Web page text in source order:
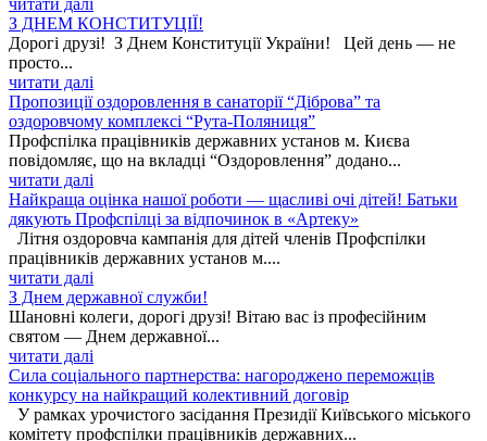
З ДНЕМ КОНСТИТУЦІЇ!
Дорогі друзі! З Днем Конституції України! Цей день — не
просто...
читати далі
Пропозиції оздоровлення в санаторії “Діброва” та
оздоровчому комплексі “Рута-Поляниця”
Профспілка працівників державних установ м. Києва
повідомляє, що на вкладці “Оздоровлення” додано...
читати далі
Найкраща оцінка нашої роботи — щасливі очі дітей! Батьки
дякують Профспілці за відпочинок в «Артеку»
Літня оздоровча кампанія для дітей членів Профспілки
працівників державних установ м....
читати далі
З Днем державної служби!
Шановні колеги, дорогі друзі! Вітаю вас із професійним
святом — Днем державної...
читати далі
Сила соціального партнерства: нагороджено переможців
конкурсу на найкращий колективний договір
У рамках урочистого засідання Президії Київського міського
комітету профспілки працівників державних...